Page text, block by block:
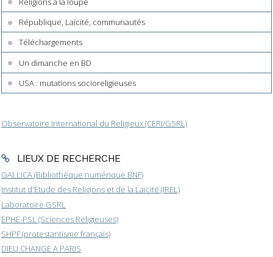
République, Laïcité, communautés
Téléchargements
Un dimanche en BD
USA : mutations socioreligieuses
Observatoire International du Religieux (CERI/GSRL)
LIEUX DE RECHERCHE
GALLICA (Bibliothèque numérique BNF)
Institut d'Etude des Religions et de la Laïcité (IREL)
Laboratoire GSRL
EPHE-PSL (Sciences Religieuses)
SHPF (protestantisme français)
DIEU CHANGE A PARIS